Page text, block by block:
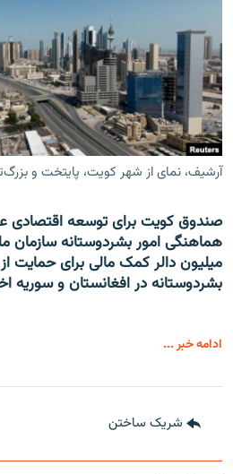
آرشیف، نمای از شهر کویت، پایتخت و
صندوق کویت برای توسعه اقتصادی
میلیون دالر کمک مالی برای حمایت
بشردوستانه در افغانستان و سوریه
ادامه خبر ...
شریک ساختن